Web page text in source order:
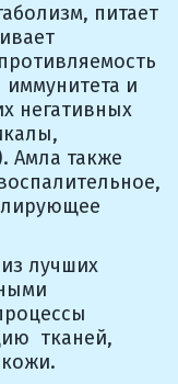
питает
и
негативных
Амла также
лучших
тканей,